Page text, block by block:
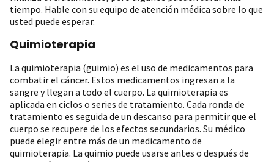
tiempo. Hable con su equipo de atención médica sobre lo que
usted puede esperar.
Quimioterapia
La quimioterapia (guimio) es el uso de medicamentos para
combatir el cáncer. Estos medicamentos ingresan a la
sangre y llegan a todo el cuerpo. La quimioterapia es
aplicada en ciclos o series de tratamiento. Cada ronda de
tratamiento es seguida de un descanso para permitir que el
cuerpo se recupere de los efectos secundarios. Su médico
puede elegir entre más de un medicamento de
quimioterapia. La quimio puede usarse antes o después de